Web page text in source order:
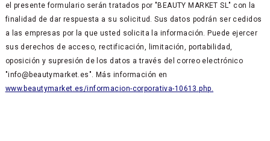
el presente formulario serán tratados por "BEAUTY MARKET SL" con la
finalidad de dar respuesta a su solicitud. Sus datos podrán ser cedidos
a las empresas por la que usted solicita la información. Puede ejercer
sus derechos de acceso, rectificación, limitación, portabilidad,
oposición y supresión de los datos a través del correo electrónico
"info@beautymarket.es". Más información en
www.beautymarket.es/informacion-corporativa-10613.php.